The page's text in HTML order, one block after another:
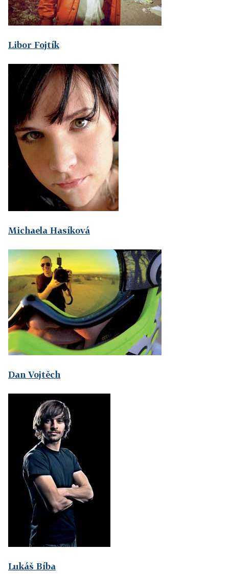
Libor Fojtík
Michaela Hasíková
Dan Vojtěch
Lukáš Bíba